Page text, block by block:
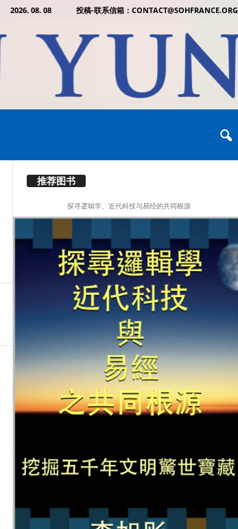
2026. 08. 08 投稿-联系信箱：CONTACT@SOHFRANCE.ORG
推荐图书
探寻逻辑学、近代科技与易经的共同根源